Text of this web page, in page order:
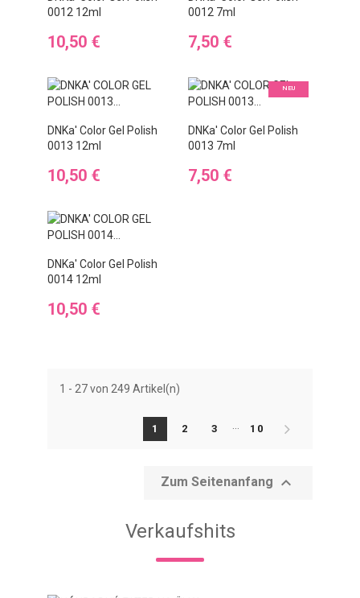
0012 12ml
Preis
10,50 €
0012 7ml
Preis
7,50 €
DNKa' Color Gel Polish
0013 12ml
Preis
10,50 €
NEU
DNKa' Color Gel Polish
0013 7ml
Preis
7,50 €
DNKa' Color Gel Polish
0014 12ml
Preis
10,50 €
1 - 27 von 249 Artikel(n)
1 2 3 10
Zum Seitenanfang 
Verkaufshits